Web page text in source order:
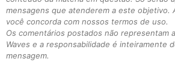
mensagens que atenderem a este objetivo.
você concorda com nossos termos de uso.
Os comentários postados não representam
Waves e a responsabilidade é inteiramente
mensagem.